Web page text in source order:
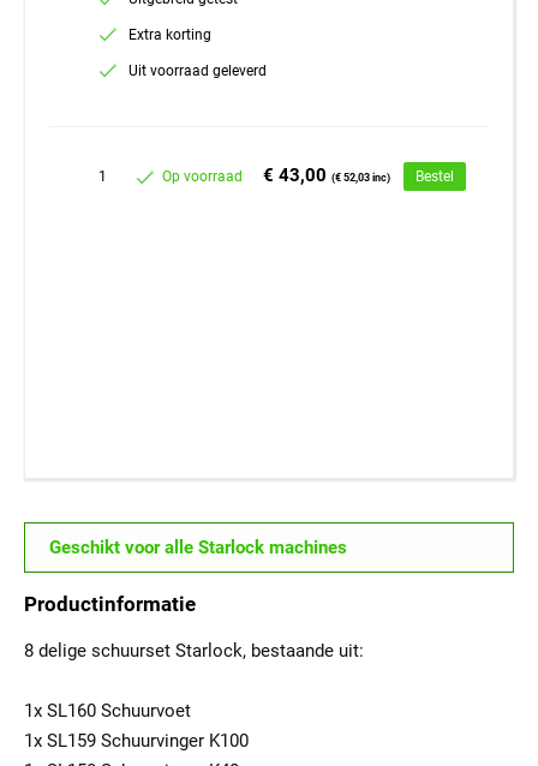
Extra korting
Uit voorraad geleverd
1 Op voorraad € 43,00(€ 52,03 inc) Bestel
Geschikt voor alle Starlock machines
Productinformatie
8 delige schuurset Starlock, bestaande uit:
1x SL160 Schuurvoet
1x SL159 Schuurvinger K100